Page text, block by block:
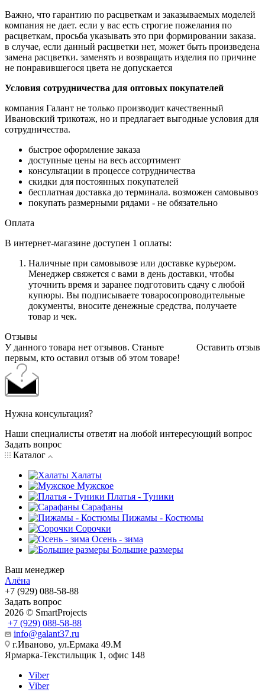
Важно, что гарантию по расцветкам и заказываемых моделей
компания не дает. если у вас есть строгие пожелания по
расцветкам, просьба указывать это при формировании заказа.
в случае, если данный расцветки нет, может быть произведена
замена расцветки. заменять и возвращать изделия по причине
не понравившегося цвета не допускается
Условия сотрудничества для оптовых покупателей
компания Галант не только производит качественный
Ивановский трикотаж, но и предлагает выгодные условия для
сотрудничества.
быстрое оформление заказа
доступные цены на весь ассортимент
консультации в процессе сотрудничества
скидки для постоянных покупателей
бесплатная доставка до терминала. возможен самовывоз
покупать размерными рядами - не обязательно
Оплата
В интернет-магазине доступен 1 оплаты:
Наличные при самовывозе или доставке курьером.
Менеджер свяжется с вами в день доставки, чтобы
уточнить время и заранее подготовить сдачу с любой
купюры. Вы подписываете товаросопроводительные
документы, вносите денежные средства, получаете
товар и чек.
Отзывы
Оставить отзыв
У данного товара нет отзывов. Станьте
первым, кто оставил отзыв об этом товаре!
Нужна консультация?
Наши специалисты ответят на любой интересующий вопрос
Задать вопрос
Каталог
Халаты
Мужское
Платья - Туники
Сарафаны
Пижамы - Костюмы
Сорочки
Oсень - зима
Большие размеры
Ваш менеджер
Алёна
+7 (929) 088-58-88
Задать вопрос
2026 © SmartProjects
+7 (929) 088-58-88
info@galant37.ru
г.Иваново, ул.Ермака 49.M
Ярмарка-Текстильщик 1, офис 148
Viber
Viber